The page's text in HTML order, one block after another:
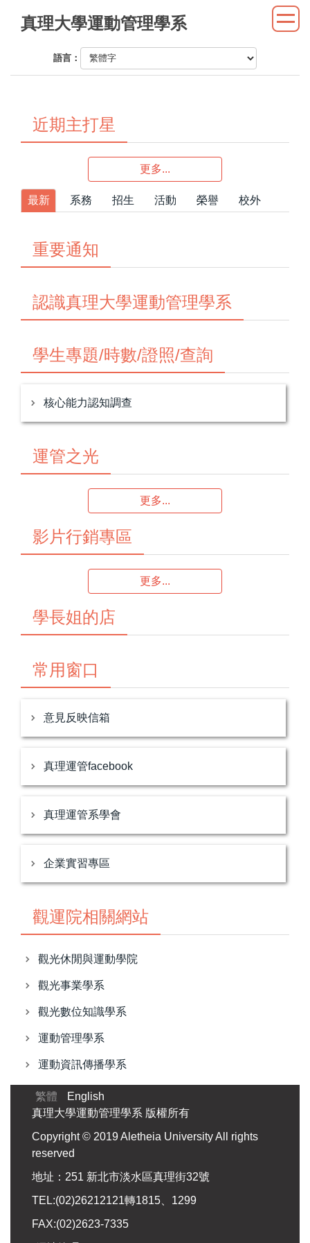
內
真理大學運動管理學系
語言：
近期主打星
更多...
最新 系務 招生 活動 榮譽 校外
重要通知
認識真理大學運動管理學系
學生專題/時數/證照/查詢
核心能力認知調查
運管之光
更多...
影片行銷專區
更多...
學長姐的店
常用窗口
意見反映信箱
真理運管facebook
真理運管系學會
企業實習專區
觀運院相關網站
觀光休閒與運動學院
觀光事業學系
觀光數位知識學系
運動管理學系
運動資訊傳播學系
繁體
English
真理大學運動管理學系 版權所有
Copyright © 2019 Aletheia University All rights
reserved
地址：251 新北市淡水區真理街32號
TEL:(02)26212121轉1815、1299
FAX:(02)2623-7335